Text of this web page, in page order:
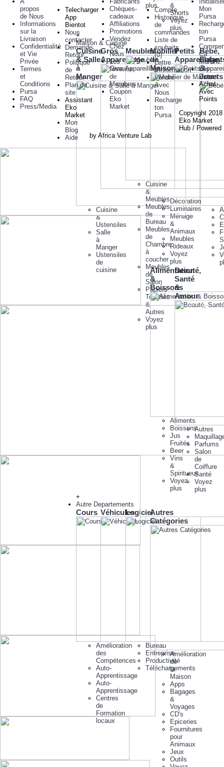
plus
&
Shorts
Voyez
plus
+
Maison & Cuisine
Cuisine
& Salle
à
Manger
Cuisine
&
Ustensiles
Salle
à
Manger
Ustensiles
de
cuisine
Gros
Appareillage
Meubles
Cuisine
&
Meubles
Meubles
de
Bureau
Meubles
de
Chambre
à
coucher
Meubles
de
Salon
Papiers
Toilettes
&
Autres
Voyez
plus
Mobilier
de
Maison
Décoration
Luminaires
Ménage
&
Animaux
Meubles
Rideaux
Voyez
plus
Petits
Appareillage
Bébé,
&
Jouets
Alimentation
&
Boissons
Aliments
Boissons
Jus
Fruités
Beer
Vins
&
Spiritueux
Voyez
plus
Beauté,
Santé
&
Amour
Autres
Parfums
Salon
de
Coiffure
Santé
Voyez
plus
+
Autre Departements
Cours
Amélioration
des
Compétences
Auto-
Apprentissage
Auto-
Apprentissage
Centres
de
Formation
locaux
VéhiculesLogiciel
Bureau
Entreprise
Productivité
Téléchargements
Autres
Catégories
Amélioration
de
la
Maison
Apps
Bagages
&
Voyages
CD's
Epiceries
Fournitures
pour
Animaux
Jeux
Outils
propos
de Nous
Informations
sur la
Livraison
Confidentialité
et Vie
Privée
Termes
et
Conditions
Pursa
FAQ
Press/Media
Telecharger
App
Bientot
Nous
contacter
Demande
Retour
Politique
de
Retour
Plan du
site
Assistant
Eko
Market
Mon
Blog
Aide
Chèques-
cadeaux
Affiliations
Promotions
Vendez
Chez
Nous
Les
Niveaux
de
Membres
Coupon
Eko
Market
Compte
Historique
de
commandes
Liste de
souhaits
(0)
Lettre
d'information
Vendre
Avec
Nous
Recharge
ton
Pursa
Mon
Pursa
ton
Pursa
Ca
Marche
Les
Extras
Achat
Avec
Points
Copyright 2018
Eko Market
Hub / Powered
by Africa Venture Lab